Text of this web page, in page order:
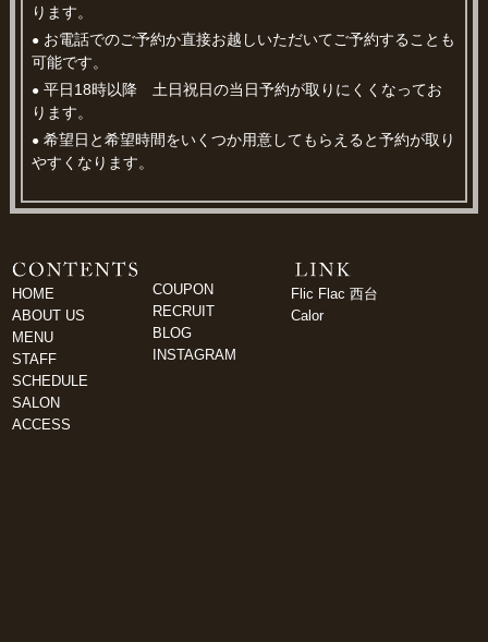
ります。
● お電話でのご予約か直接お越しいただいてご予約することも
可能です。
● 平日18時以降 土日祝日の当日予約が取りにくくなってお
ります。
● 希望日と希望時間をいくつか用意してもらえると予約が取り
やすくなります。
HOME
ABOUT US
MENU
STAFF
SCHEDULE
SALON
ACCESS
COUPON
RECRUIT
BLOG
INSTAGRAM
Flic Flac 西台
Calor